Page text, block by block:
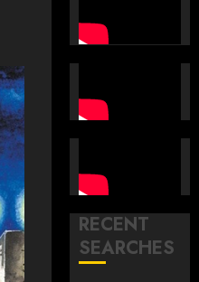
RECENT
SEARCHES